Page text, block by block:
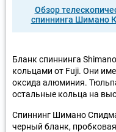
Обзор
спиннинга Шимано
Бланк спиннинга
кольцами от Fuji. Они
оксида алюминия.
остальные кольца на
Спиннинг Шимано
черный бланк,